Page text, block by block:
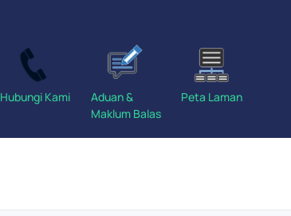
Hubungi Kami
Aduan &
Maklum Balas
Peta Laman